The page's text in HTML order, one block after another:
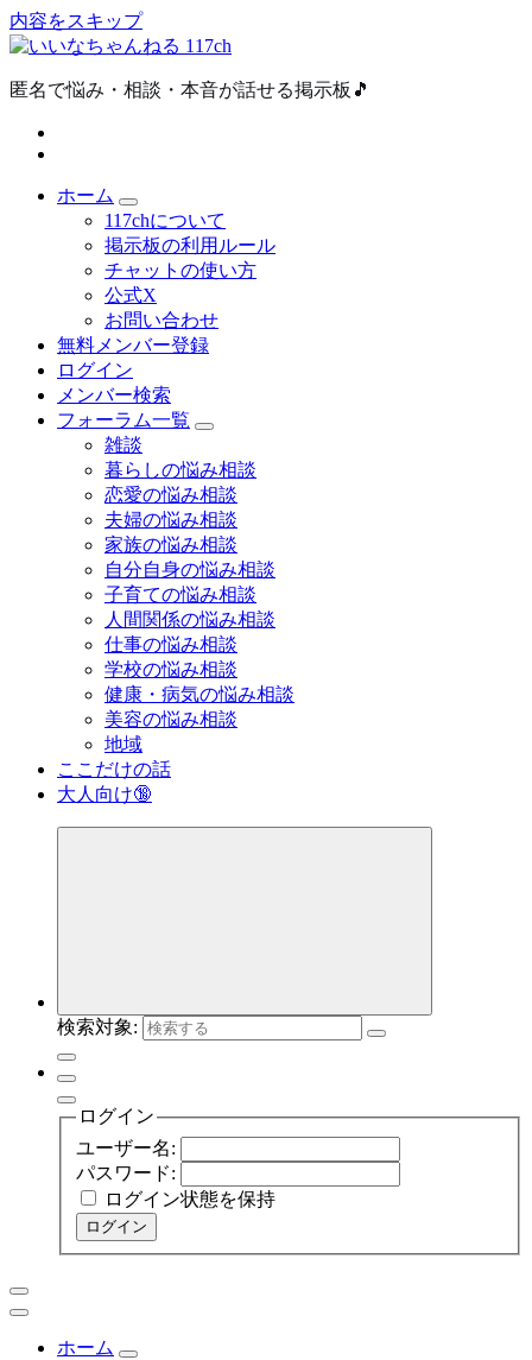
内容をスキップ
匿名で悩み・相談・本音が話せる掲示板🎵
ホーム
117chについて
掲示板の利用ルール
チャットの使い方
公式X
お問い合わせ
無料メンバー登録
ログイン
メンバー検索
フォーラム一覧
雑談
暮らしの悩み相談
恋愛の悩み相談
夫婦の悩み相談
家族の悩み相談
自分自身の悩み相談
子育ての悩み相談
人間関係の悩み相談
仕事の悩み相談
学校の悩み相談
健康・病気の悩み相談
美容の悩み相談
地域
ここだけの話
大人向け🔞
検索対象:
ログイン
ユーザー名:
パスワード:
ログイン状態を保持
ログイン
ホーム